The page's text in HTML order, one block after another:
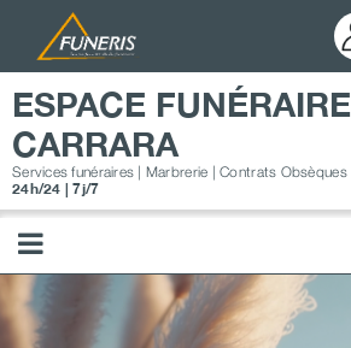
contenu
ESPACE FUNÉRAIRE
CARRARA
Services funéraires | Marbrerie | Contrats Obsèques
24h/24 | 7j/7